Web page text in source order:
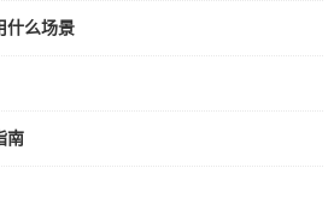
什么场景
南